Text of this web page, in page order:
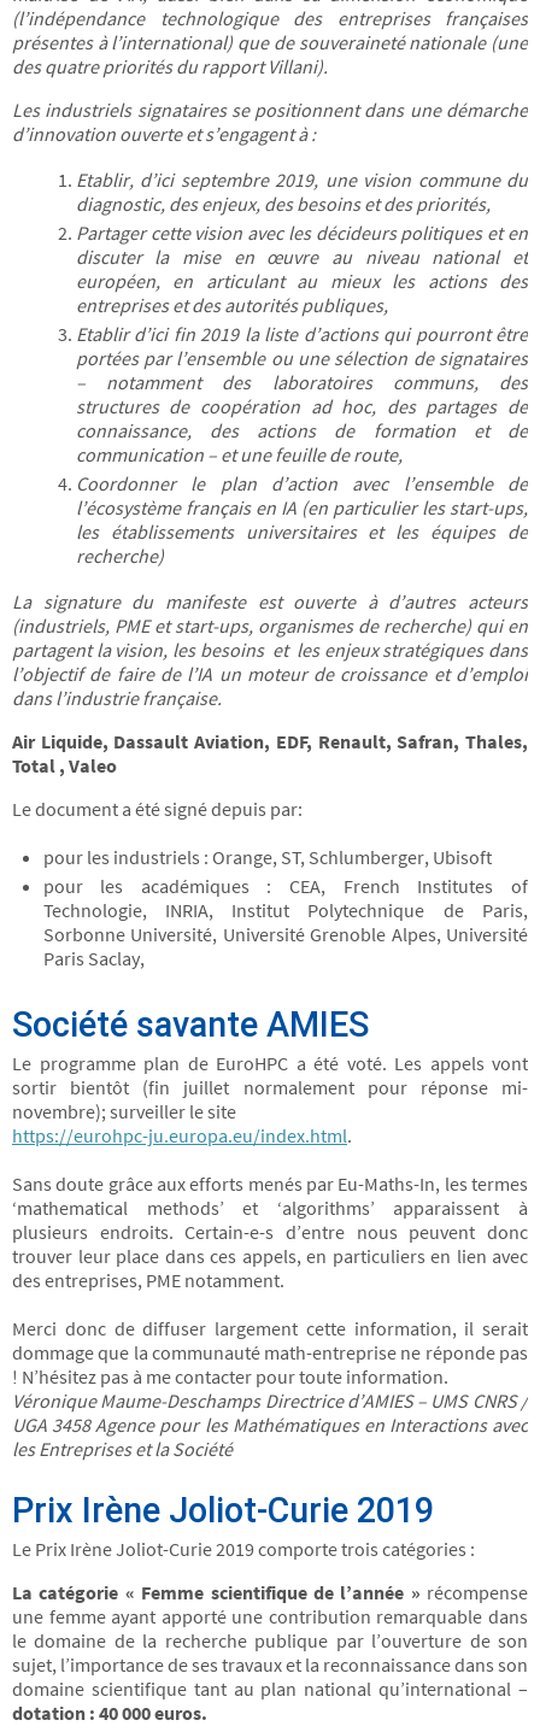
(l’indépendance technologique des entreprises françaises
présentes à l’international) que de souveraineté nationale (une
des quatre priorités du rapport Villani).
Les industriels signataires se positionnent dans une démarche
d’innovation ouverte et s’engagent à :
Etablir, d’ici septembre 2019, une vision commune du
diagnostic, des enjeux, des besoins et des priorités,
Partager cette vision avec les décideurs politiques et en
discuter la mise en œuvre au niveau national et
européen, en articulant au mieux les actions des
entreprises et des autorités publiques,
Etablir d’ici fin 2019 la liste d’actions qui pourront être
portées par l’ensemble ou une sélection de signataires
– notamment des laboratoires communs, des
structures de coopération ad hoc, des partages de
connaissance, des actions de formation et de
communication – et une feuille de route,
Coordonner le plan d’action avec l’ensemble de
l’écosystème français en IA (en particulier les start-ups,
les établissements universitaires et les équipes de
recherche)
La signature du manifeste est ouverte à d’autres acteurs
(industriels, PME et start-ups, organismes de recherche) qui en
partagent la vision, les besoins et les enjeux stratégiques dans
l’objectif de faire de l’IA un moteur de croissance et d’emploi
dans l’industrie française.
Air Liquide, Dassault Aviation, EDF, Renault, Safran, Thales,
Total , Valeo
Le document a été signé depuis par:
pour les industriels : Orange, ST, Schlumberger, Ubisoft
pour les académiques : CEA, French Institutes of
Technologie, INRIA, Institut Polytechnique de Paris,
Sorbonne Université, Université Grenoble Alpes, Université
Paris Saclay,
Société savante AMIES
Le programme plan de EuroHPC a été voté. Les appels vont
sortir bientôt (fin juillet normalement pour réponse mi-
novembre); surveiller le site
https://eurohpc-ju.europa.eu/index.html.
Sans doute grâce aux efforts menés par Eu-Maths-In, les termes
‘mathematical methods’ et ‘algorithms’ apparaissent à
plusieurs endroits. Certain-e-s d’entre nous peuvent donc
trouver leur place dans ces appels, en particuliers en lien avec
des entreprises, PME notamment.
Merci donc de diffuser largement cette information, il serait
dommage que la communauté math-entreprise ne réponde pas
! N’hésitez pas à me contacter pour toute information.
Véronique Maume-DeschampsDirectrice d’AMIES – UMS CNRS /
UGA 3458Agence pour les Mathématiques en Interactions avec
les Entreprises et la Société
Prix Irène Joliot-Curie 2019
Le Prix Irène Joliot-Curie 2019 comporte trois catégories :
La catégorie « Femme scientifique de l’année » récompense
une femme ayant apporté une contribution remarquable dans
le domaine de la recherche publique par l’ouverture de son
sujet, l’importance de ses travaux et la reconnaissance dans son
domaine scientifique tant au plan national qu’international –
dotation : 40 000 euros.